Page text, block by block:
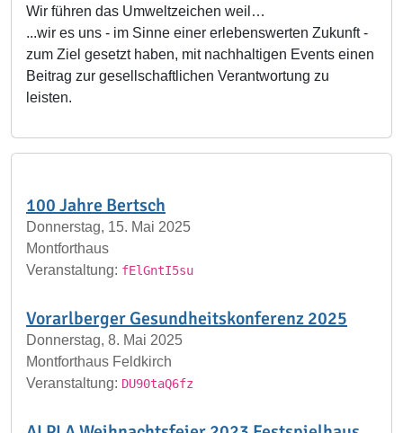
Wir führen das Umweltzeichen weil…
...wir es uns - im Sinne einer erlebenswerten Zukunft -
zum Ziel gesetzt haben, mit nachhaltigen Events einen
Beitrag zur gesellschaftlichen Verantwortung zu
leisten.
100 Jahre Bertsch
Donnerstag, 15. Mai 2025
Montforthaus
Veranstaltung: fElGntI5su
Vorarlberger Gesundheitskonferenz 2025
Donnerstag, 8. Mai 2025
Montforthaus Feldkirch
Veranstaltung: DU90taQ6fz